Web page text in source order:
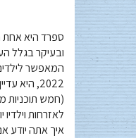
ספרד היא אחת
ובעיקר בגלל
המאפשר
2022, היא עדיין לא מוכרת כמו חלופות אחרות.
(חמש תוכניות
לאזרחות
איך אתה יודע